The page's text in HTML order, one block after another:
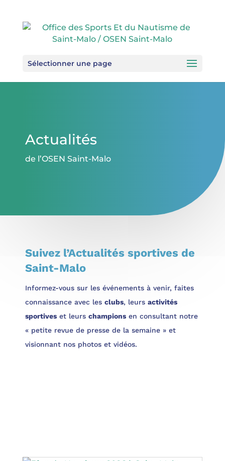
Sélectionner une page
Actualités
de l’OSEN Saint-Malo
Suivez l’Actualités sportives de
Saint-Malo
Informez-vous sur les événements à venir, faites
connaissance avec les clubs, leurs activités
sportives et leurs champions en consultant notre
« petite revue de presse de la semaine » et
visionnant nos photos et vidéos.